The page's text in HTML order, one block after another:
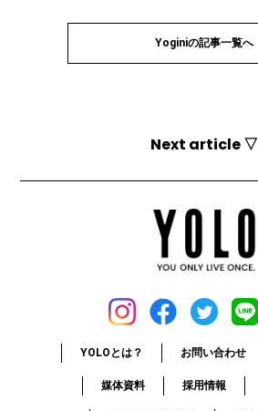
Yoginiの記事一覧へ
Next article ▽
YOLOとは？ お問い合わせ
媒体資料 採用情報